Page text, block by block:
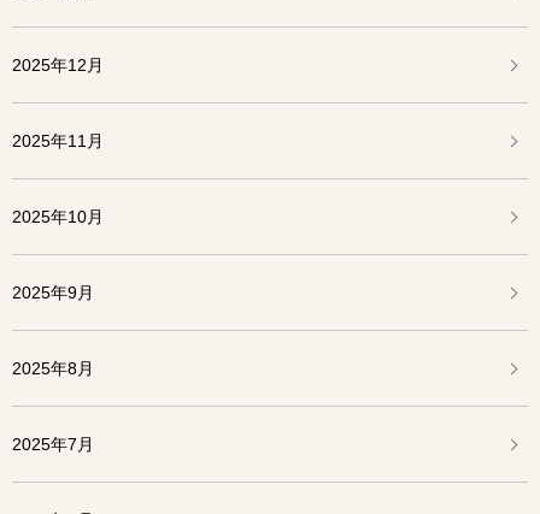
2025年12月
2025年11月
2025年10月
2025年9月
2025年8月
2025年7月